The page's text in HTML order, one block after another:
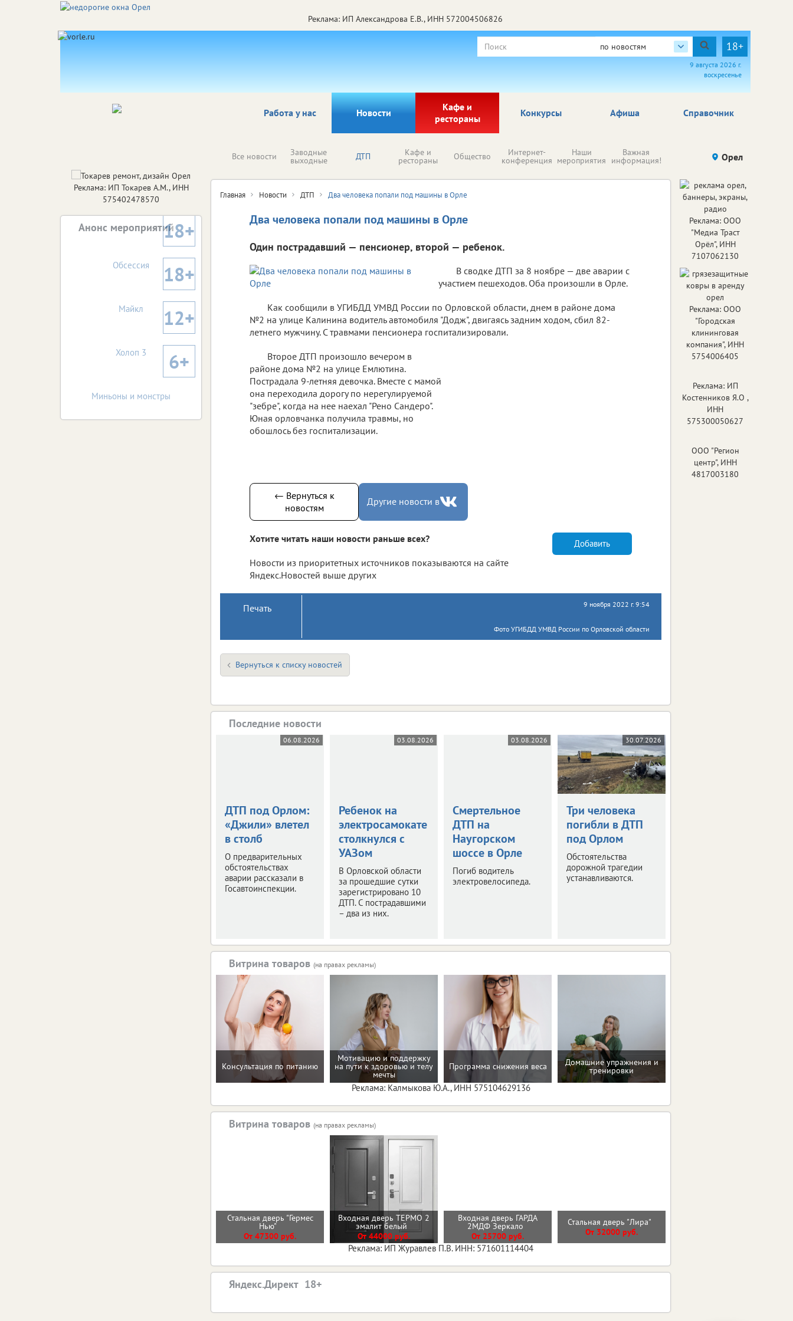
Реклама: ИП Александрова Е.В., ИНН 572004506826
по новостям 18+
9 августа 2026 г.
воскресенье
Работа у нас Новости
Кафе и
рестораны
Афиша Справочник
Конкурсы
Все новости Заводные
выходные ДТП Кафе и
рестораны Общество Интернет-
конференция
Наши
мероприятия
Важная
информация! Происшествия Здоровье
Орел
Главная Новости ДТП Два человека попали под машины в Орле
Два человека попали под машины в Орле
Один пострадавший — пенсионер, второй — ребенок.
В сводке ДТП за 8 ноябре — две аварии с
участием пешеходов. Оба произошли в Орле.
Как сообщили в УГИБДД УМВД России по Орловской области, днем в районе дома
№2 на улице Калинина водитель автомобиля "Додж", двигаясь задним ходом, сбил 82-
летнего мужчину. С травмами пенсионера госпитализировали.
Второе ДТП произошло вечером в
районе дома №2 на улице Емлютина.
Пострадала 9-летняя девочка. Вместе с мамой
она переходила дорогу по нерегулируемой
"зебре", когда на нее наехал "Рено Сандеро".
Юная орловчанка получила травмы, но
обошлось без госпитализации.
← Вернуться к
новостям
Другие новости в
Хотите читать наши новости раньше всех?
Новости из приоритетных источников показываются на сайте
Яндекс.Новостей выше других
Добавить
Печать 9 ноября 2022 г. 9:54
Фото УГИБДД УМВД России по Орловской области
Вернуться к списку новостей
Последние новости
06.08.2026
ДТП под Орлом:
«Джили» влетел
в столб
О предварительных
обстоятельствах
аварии рассказали в
Госавтоинспекции.
03.08.2026
Ребенок на
электросамокате
столкнулся с
УАЗом
В Орловской области
за прошедшие сутки
зарегистрировано 10
ДТП. С пострадавшими
– два из них.
03.08.2026
Смертельное
ДТП на
Наугорском
шоссе в Орле
Погиб водитель
электровелосипеда.
30.07.2026
Три человека
погибли в ДТП
под Орлом
Обстоятельства
дорожной трагедии
устанавливаются.
Витрина товаров (на правах рекламы)
Консультация по питанию
Мотивацию и поддержку
на пути к здоровью и телу
мечты
Программа снижения веса Домашние упражнения и
тренировки
Реклама: Калмыкова Ю.А., ИНН 575104629136
Витрина товаров (на правах рекламы)
Стальная дверь "Гермес
Нью"
От 47300 руб.
Входная дверь ТЕРМО 2
эмалит белый
От 44000 руб.
Входная дверь ГАРДА
2МДФ Зеркало
От 25700 руб.
Стальная дверь "Лира"
От 32000 руб.
Реклама: ИП Журавлев П.В. ИНН: 571601114404
Яндекс.Директ
Реклама: ИП Токарев А.М., ИНН
575402478570
Анонс мероприятий18+
Обсессия 18+
Майкл 12+
Холоп 3 6+
Миньоны и монстры
Реклама: ООО
"Медиа Траст
Орёл", ИНН
7107062130
Реклама: ООО
"Городская
клининговая
компания", ИНН
5754006405
Реклама: ИП
Костенников Я.О ,
ИНН
575300050627
ООО "Регион
центр", ИНН
4817003180